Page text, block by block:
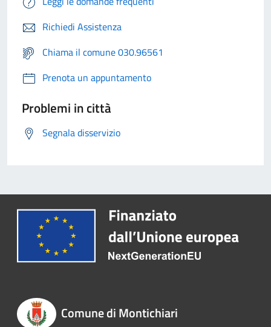
Richiedi Assistenza
Chiama il comune 030.96561
Prenota un appuntamento
Problemi in città
Segnala disservizio
Comune di Montichiari